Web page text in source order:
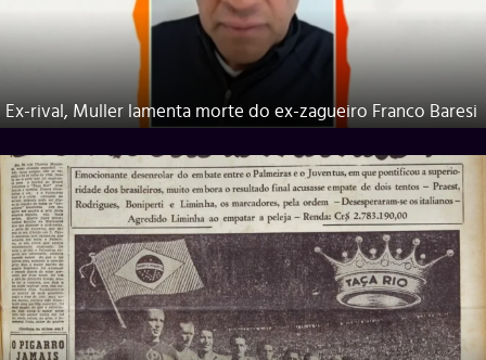
Ex-rival, Muller lamenta morte do ex-zagueiro Franco Baresi